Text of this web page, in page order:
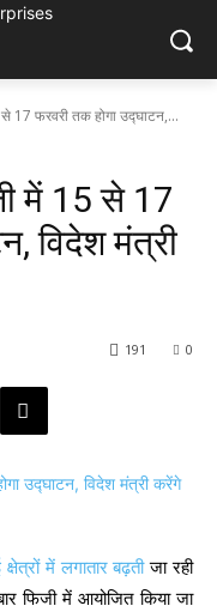
17 फरवरी तक होगा उद्घाटन,...
में 15 से 17
विदेश मंत्री
0
191
में लगातार बढ़तीजा रही
फिजी में आयोजित किया जा